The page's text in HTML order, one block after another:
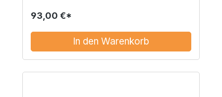
93,00 €*
In den Warenkorb